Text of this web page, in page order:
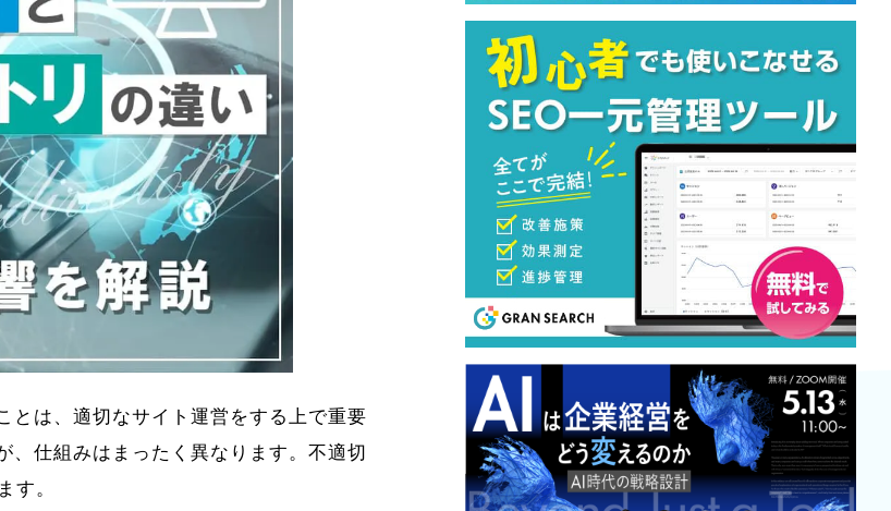
とは、適切なサイト運営をする上で重要
、仕組みはまったく異なります。不適切
す。